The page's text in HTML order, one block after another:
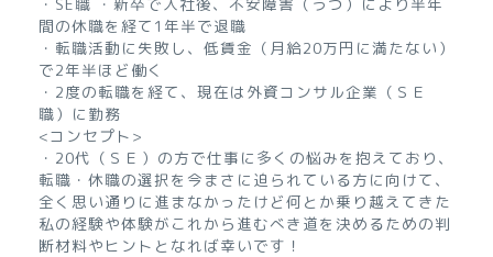
間の休職を経て1年半で退職
・転職活動に失敗し、低賃金（月給20万円に満たない）
で2年半ほど働く
・2度の転職を経て、現在は外資コンサル企業（ＳＥ
職）に勤務
<コンセプト>
・20代（ＳＥ）の方で仕事に多くの悩みを抱えており、
転職・休職の選択を今まさに迫られている方に向けて、
全く思い通りに進まなかったけど何とか乗り越えてきた
私の経験や体験がこれから進むべき道を決めるための判
断材料やヒントとなれば幸いです！